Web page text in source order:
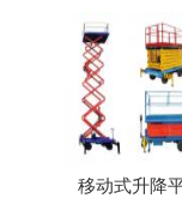
移动式升降